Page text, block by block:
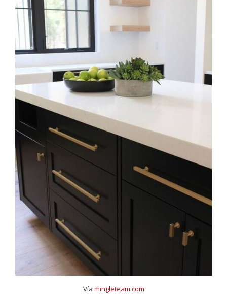
Vía mingleteam.com